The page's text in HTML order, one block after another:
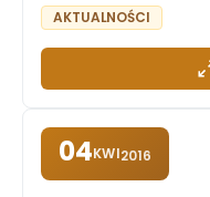
AKTUALNOŚCI
04KWI2016